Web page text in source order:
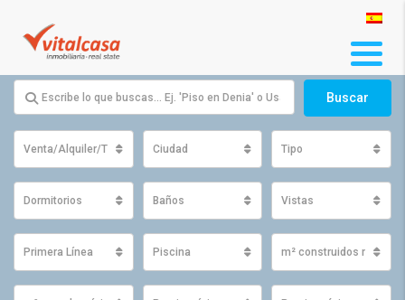
Buscar
Venta/Alquiler/Traspaso Ciudad Tipo
Dormitorios Baños Vistas
Primera Línea Piscina m² construidos